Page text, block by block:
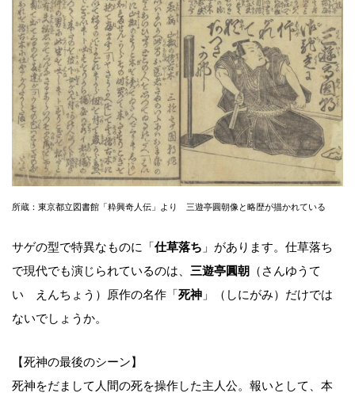
所蔵：東京都立図書館「粋興奇人伝」より 三遊亭圓朝像と略歴が描かれている
サゲの型で特異なものに「 仕草落ち 」があります。仕草落ち
で現代でも演じられているのは、 三遊亭圓朝
（さんゆうて
い えんちょう）原作の名作「 死神 」（しにがみ）だけでは
ないでしょうか。
【死神の最後のシーン】
死神をだまして人間の死を操作した主人公。報いとして、本